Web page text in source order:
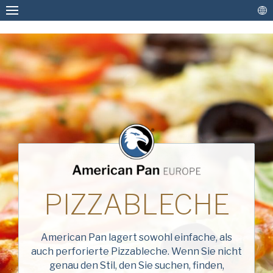
Personalisierte Backformen und -bleche
Backformen und -bleche auf Lager
Antihaftbeschichtung und
Aufarbeitungsservice
Weitere Lösungen
VerbindenPIZZABLECHE
American Pan lagert sowohl einfache, als
auch perforierte Pizzableche. Wenn Sie nicht
genau den Stil, den Sie suchen, finden,
BITTE FÜLLEN SIE DAS FOLGENDE
FORMULAR AUS, UM EINE
KOSTENLOSE KOPIE DES
ANGEFORDERTEN DOKUMENTS ZU
ERHALTEN.
Vorname
(erforderlich)